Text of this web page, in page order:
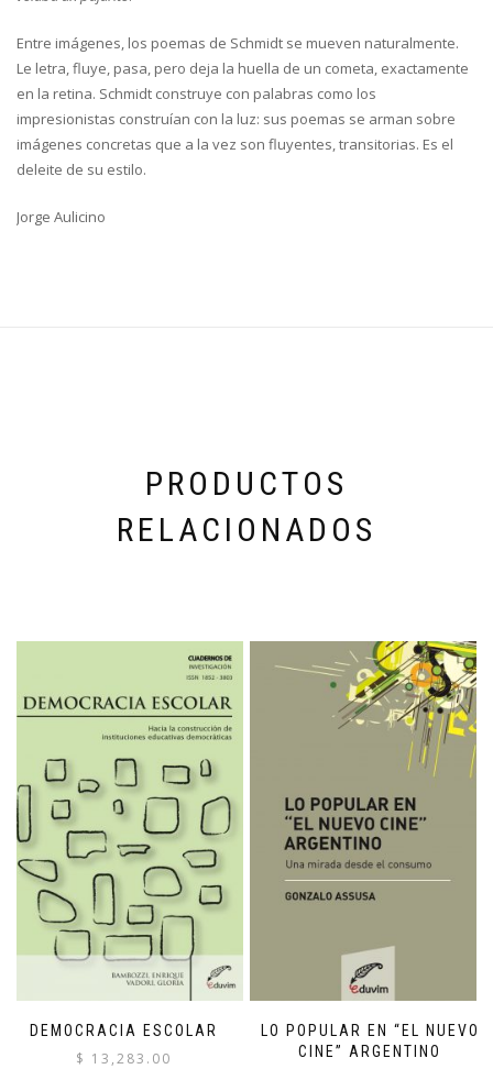
Entre imágenes, los poemas de Schmidt se mueven naturalmente.
Le letra, fluye, pasa, pero deja la huella de un cometa, exactamente
en la retina. Schmidt construye con palabras como los
impresionistas construían con la luz: sus poemas se arman sobre
imágenes concretas que a la vez son fluyentes, transitorias. Es el
deleite de su estilo.
Jorge Aulicino
PRODUCTOS
RELACIONADOS
DEMOCRACIA ESCOLAR
$ 13,283.00
LO POPULAR EN “EL NUEVO
CINE” ARGENTINO